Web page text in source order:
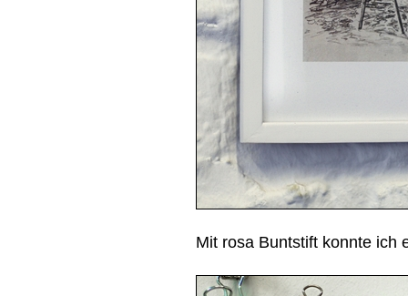
Mit rosa Buntstift konnte ich